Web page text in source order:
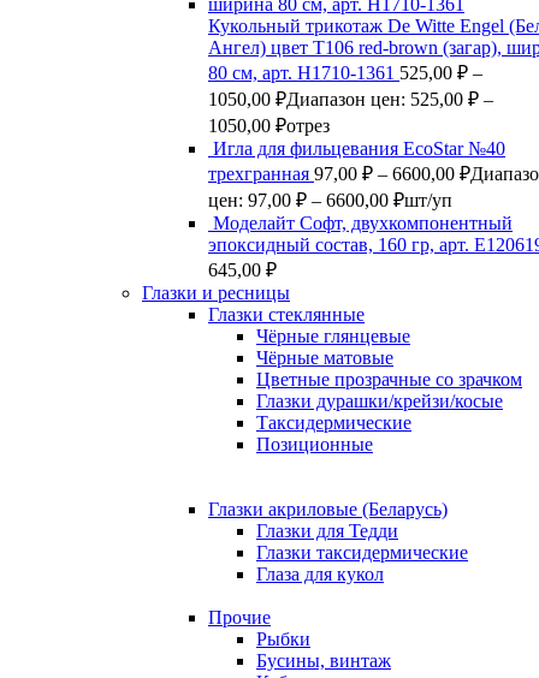
Кукольный трикотаж De Witte Engel
Ангел) цвет Т106 red-brown (загар),
80 см, арт. Н1710-1361 525,00 ₽ –
1050,00 ₽Диапазон цен: 525,00 ₽ –
1050,00 ₽отрез
Игла для фильцевания EcoStar №40
трехгранная 97,00 ₽ – 6600,00 ₽
цен: 97,00 ₽ – 6600,00 ₽шт/уп
Моделайт Софт, двухкомпонентный
эпоксидный состав, 160 гр, арт.
645,00 ₽
Глазки и ресницы
Глазки стеклянные
Чёрные глянцевые
Чёрные матовые
Цветные прозрачные со зрачком
Глазки дурашки/крейзи/косые
Таксидермические
Позиционные
Глазки акриловые (Беларусь)
Глазки для Тедди
Глазки таксидермические
Глаза для кукол
Прочие
Рыбки
Бусины, винтаж